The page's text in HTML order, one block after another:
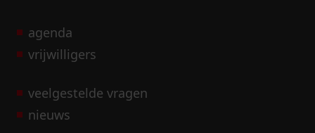
agenda
vrijwilligers
veelgestelde vragen
nieuws